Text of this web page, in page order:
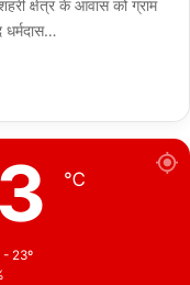
क्षेत्र के आवास को ग्राम
धर्मदास…
℃
- 23º